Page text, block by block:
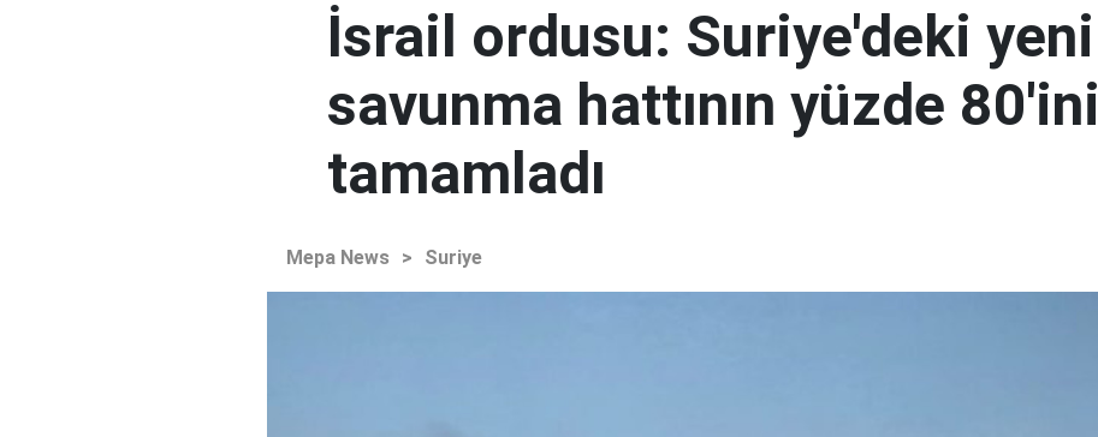
İsrail ordusu: Suriye'deki yeni
savunma hattının yüzde 80'ini
tamamladı
Mepa News > Suriye